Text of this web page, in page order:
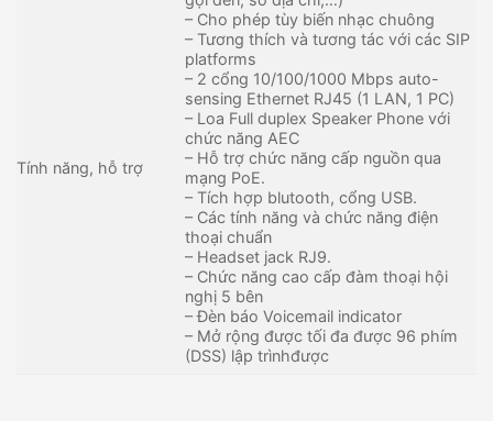
Tính năng, hỗ trợ
– Cho phép tùy biến nhạc chuông
– Tương thích và tương tác với các SIP
platforms
– 2 cổng 10/100/1000 Mbps auto-
sensing Ethernet RJ45 (1 LAN, 1 PC)
– Loa Full duplex Speaker Phone với
chức năng AEC
– Hỗ trợ chức năng cấp nguồn qua
mạng PoE.
– Tích hợp blutooth, cổng USB.
– Các tính năng và chức năng điện
thoại chuẩn
– Headset jack RJ9.
– Chức năng cao cấp đàm thoại hội
nghị 5 bên
– Đèn báo Voicemail indicator
– Mở rộng được tối đa được 96 phím
(DSS) lập trìnhđược